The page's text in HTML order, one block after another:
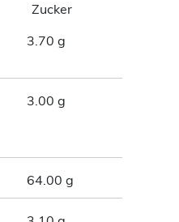
Zucker
3.70 g
3.00 g
64.00 g